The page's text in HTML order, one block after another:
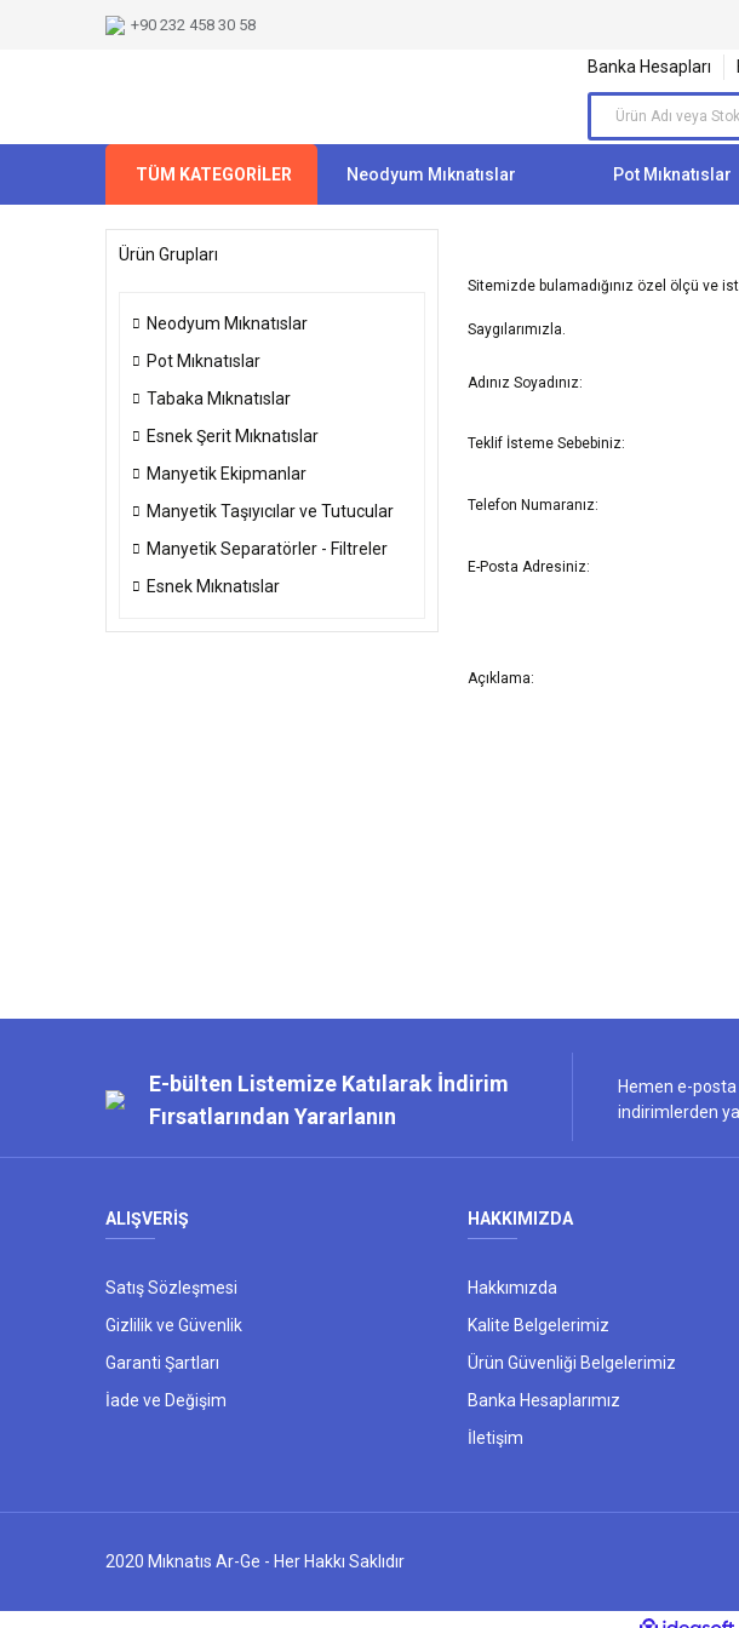
+90 232 458 30 58
Banka Hesapları
TÜM KATEGORİLER Neodyum Mıknatıslar Pot Mıknatıslar
Ürün Grupları
Neodyum Mıknatıslar
Pot Mıknatıslar
Tabaka Mıknatıslar
Esnek Şerit Mıknatıslar
Manyetik Ekipmanlar
Manyetik Taşıyıcılar ve Tutucular
Manyetik Separatörler - Filtreler
Esnek Mıknatıslar
Sitemizde bulamadığınız özel ölçü ve
Saygılarımızla.
Adınız Soyadınız:
Teklif İsteme Sebebiniz:
Telefon Numaranız:
E-Posta Adresiniz:
Açıklama:
E-bülten Listemize Katılarak İndirim
Fırsatlarından Yararlanın
Hemen e-
indirimlerden
ALIŞVERİŞ
Satış Sözleşmesi
Gizlilik ve Güvenlik
Garanti Şartları
İade ve Değişim
HAKKIMIZDA
Hakkımızda
Kalite Belgelerimiz
Ürün Güvenliği Belgelerimiz
Banka Hesaplarımız
İletişim
2020 Mıknatıs Ar-Ge - Her Hakkı Saklıdır